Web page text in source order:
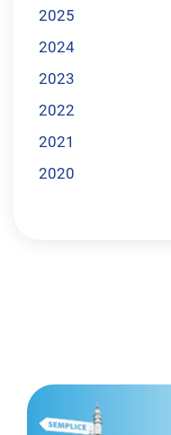
2025
2024
2023
2022
2021
2020